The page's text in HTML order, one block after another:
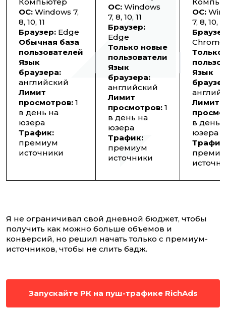
ОС: Windows 7,
8, 10, 11
Браузер: Edge
Обычная база
пользователей
Язык
браузера:
английский
Лимит
просмотров: 1
в день на
юзера
Трафик:
премиум
источники
ОС: Windows
7, 8, 10, 11
Браузер:
Edge
Только новые
пользователи
Язык
браузера:
английский
Лимит
просмотров: 1
в день на
юзера
Трафик:
премиум
источники
ОС:
7, 8, 10, 11
Chrome
Только
Язык
Лимит
в день
юзера
Я не ограничивал свой дневной бюджет, чтобы
получить как можно больше объемов и
конверсий, но решил начать только с премиум-
источников, чтобы не слить бадж.
Запускайте РК на пуш-трафике RichAds